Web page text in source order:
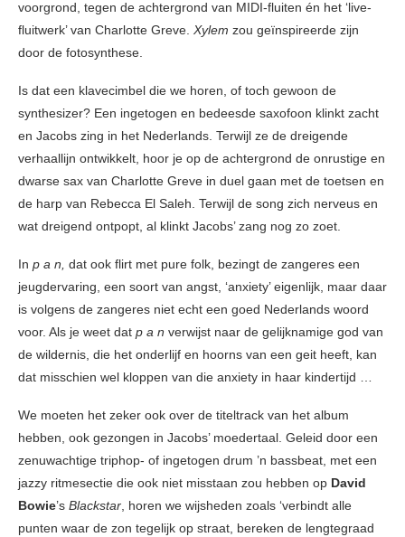
voorgrond, tegen de achtergrond van MIDI-fluiten én het ‘live-
fluitwerk’ van Charlotte Greve. Xylem zou geïnspireerde zijn
door de fotosynthese.
Is dat een klavecimbel die we horen, of toch gewoon de
synthesizer? Een ingetogen en bedeesde saxofoon klinkt zacht
en Jacobs zing in het Nederlands. Terwijl ze de dreigende
verhaallijn ontwikkelt, hoor je op de achtergrond de onrustige en
dwarse sax van Charlotte Greve in duel gaan met de toetsen en
de harp van Rebecca El Saleh. Terwijl de song zich nerveus en
wat dreigend ontpopt, al klinkt Jacobs’ zang nog zo zoet.
In p a n, dat ook flirt met pure folk, bezingt de zangeres een
jeugdervaring, een soort van angst, ‘anxiety’ eigenlijk, maar daar
is volgens de zangeres niet echt een goed Nederlands woord
voor. Als je weet dat p a n verwijst naar de gelijknamige god van
de wildernis, die het onderlijf en hoorns van een geit heeft, kan
dat misschien wel kloppen van die anxiety in haar kindertijd …
We moeten het zeker ook over de titeltrack van het album
hebben, ook gezongen in Jacobs’ moedertaal. Geleid door een
zenuwachtige triphop- of ingetogen drum ’n bassbeat, met een
jazzy ritmesectie die ook niet misstaan zou hebben op David
Bowie’s Blackstar, horen we wijsheden zoals ‘verbindt alle
punten waar de zon tegelijk op straat, bereken de lengtegraad